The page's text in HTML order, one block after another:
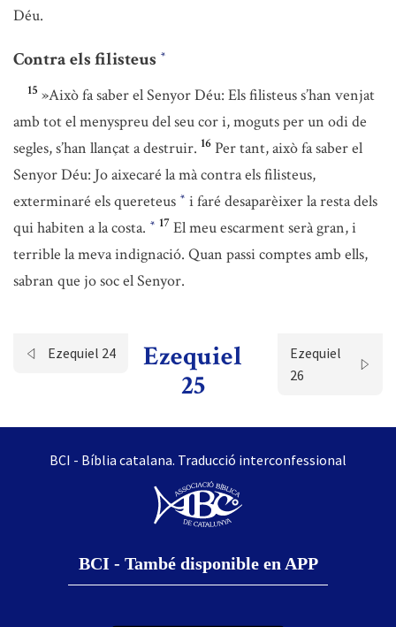
Déu.
Contra els filisteus *
15 »Això fa saber el Senyor Déu: Els filisteus s’han venjat
amb tot el menyspreu del seu cor i, moguts per un odi de
segles, s’han llançat a destruir. 16 Per tant, això fa saber el
Senyor Déu: Jo aixecaré la mà contra els filisteus,
exterminaré els quereteus * i faré desaparèixer la resta dels
qui habiten a la costa. * 17 El meu escarment serà gran, i
terrible la meva indignació. Quan passi comptes amb ells,
sabran que jo soc el Senyor.
Ezequiel 24
Ezequiel
25
Ezequiel
26
BCI - Bíblia catalana. Traducció interconfessional
BCI - També disponible en APP